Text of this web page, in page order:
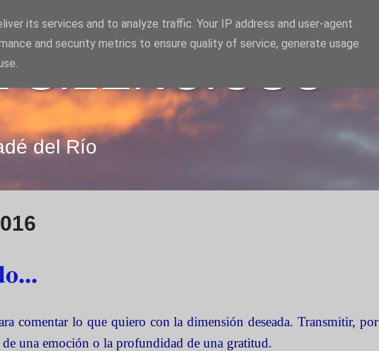
SILENCIOSO
del Río
comentar lo que quiero con la dimensión deseada. Transmitir, por
una emoción o la profundidad de una gratitud.
its services and to analyze traffic. Your IP address and user-agent
and security metrics to ensure quality of service, generate usage